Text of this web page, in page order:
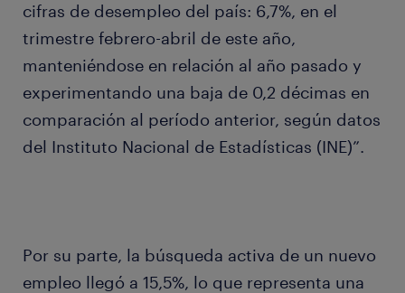
cifras de desempleo del país: 6,7%, en el
trimestre febrero-abril de este año,
manteniéndose en relación al año pasado y
experimentando una baja de 0,2 décimas en
comparación al período anterior, según datos
del Instituto Nacional de Estadísticas (INE)”.
Por su parte, la búsqueda activa de un nuevo
empleo llegó a 15,5%, lo que representa una